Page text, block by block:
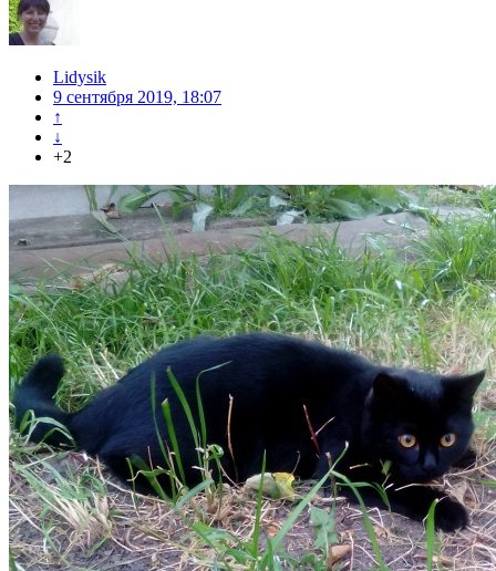
Lidysik
9 сентября 2019, 18:07
↑
↓
+2